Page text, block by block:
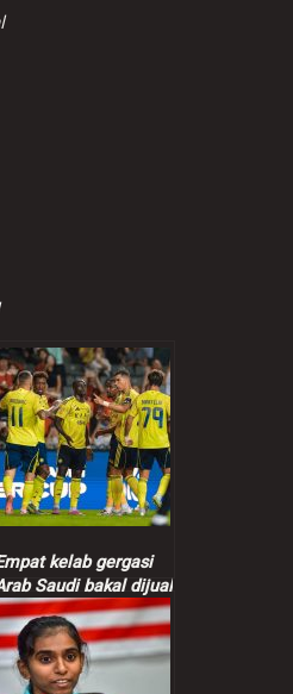
kelab gergasi
Saudi bakal dijual
kelab